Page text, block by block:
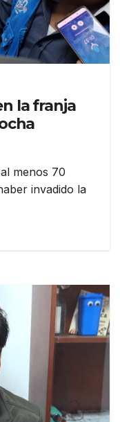
la franja
menos 70
invadido la